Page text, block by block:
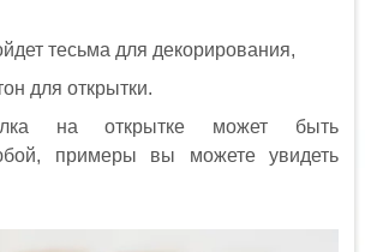
тесьма для декорирования,
для открытки.
на открытке может быть
примеры вы можете увидеть